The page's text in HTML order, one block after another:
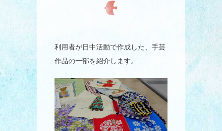
利用者が日中活動で作成した、手芸
作品の一部を紹介します。